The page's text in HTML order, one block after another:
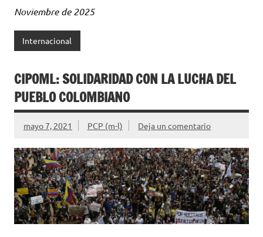
Noviembre de 2025
Internacional
CIPOML: SOLIDARIDAD CON LA LUCHA DEL
PUEBLO COLOMBIANO
mayo 7, 2021 PCP (m-l) Deja un comentario